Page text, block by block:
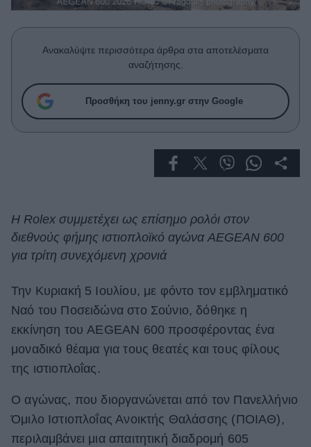
Πρόσωπα
Celebrities
True Stories
Ask the Guru
Success Stories
Living
Deco
Green
Αφιερώματα
ΒΟΞ
Χωρίς Ταμπέλες
Ανακαλύψτε περισσότερα άρθρα στα αποτελέσματα
αναζήτησης.
Προσθήκη του jenny.gr στην Google
Η Rolex συμμετέχει ως επίσημο ρολόι στον
διεθνούς φήμης ιστιοπλοϊκό αγώνα AEGEAN 600
για τρίτη συνεχόμενη χρονιά
Την Κυριακή 5 Ιουλίου, με φόντο τον εμβληματικό
Ναό του Ποσειδώνα στο Σούνιο, δόθηκε η
εκκίνηση του AEGEAN 600 προσφέροντας ένα
μοναδικό θέαμα για τους θεατές και τους φίλους
της ιστιοπλοΐας.
Ο αγώνας, που διοργανώνεται από τον Πανελλήνιο
Όμιλο Ιστιοπλοΐας Ανοικτής Θαλάσσης (ΠΟΙΑΘ),
περιλαμβάνει μια απαιτητική διαδρομή 605